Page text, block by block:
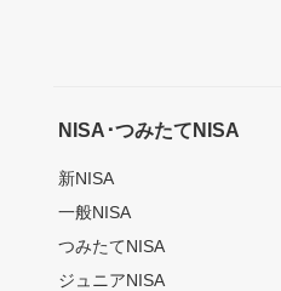
NISA･つみたてNISA
新NISA
一般NISA
つみたてNISA
ジュニアNISA